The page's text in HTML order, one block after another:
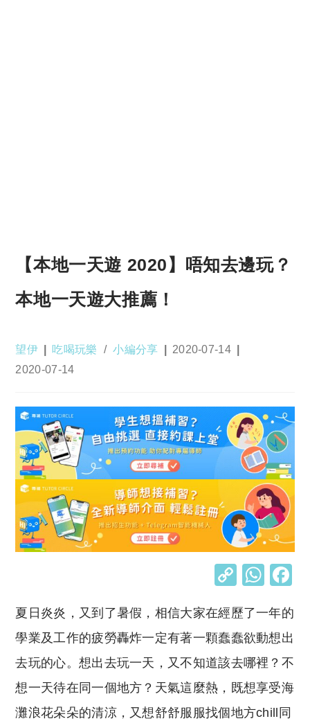
【本地一天遊 2020】唔知去邊玩？
本地一天遊大推薦！
Post
望伊
Post
吃喝玩樂 / 小編分享
Post
2020-07-14
Post
2020-07-14
C
p
y
Li
n
k
W
at
s
A
p
p
夏日炎炎，又到了暑假，相信大家在經歷了一年的
學業及工作的疲勞轟炸一定有著一顆蠢蠢欲動想出
去玩的心。想出去玩一天，又不知道該去哪裡？不
想一天待在同一個地方？天氣這麼熱，既想享受海
灘浪花朵朵的清涼，又想舒舒服服找個地方chill同